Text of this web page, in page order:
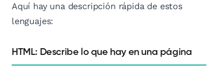
Aquí hay una descripción rápida de estos
lenguajes:
HTML: Describe lo que hay en una página